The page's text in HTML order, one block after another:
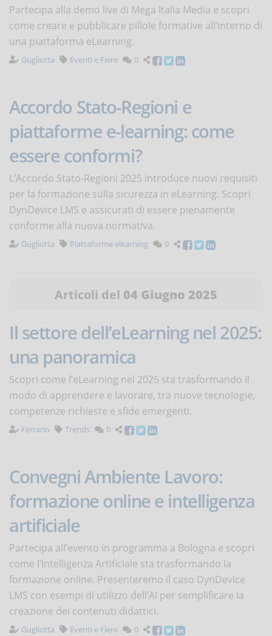
Partecipa alla demo live di Mega Italia Media e scopri
come creare e pubblicare pillole formative all’interno di
una piattaforma eLearning.
Gugliotta Eventi e Fiere 0
Accordo Stato-Regioni e
piattaforme e-learning: come
essere conformi?
L’Accordo Stato-Regioni 2025 introduce nuovi requisiti
per la formazione sulla sicurezza in eLearning. Scopri
DynDevice LMS e assicurati di essere pienamente
conforme alla nuova normativa.
Gugliotta Piattaforme elearning 0
Articoli del 04 Giugno 2025
Il settore dell’eLearning nel 2025:
una panoramica
Scopri come l’eLearning nel 2025 sta trasformando il
modo di apprendere e lavorare, tra nuove tecnologie,
competenze richieste e sfide emergenti.
Ferrario Trends 0
Convegni Ambiente Lavoro:
formazione online e intelligenza
artificiale
Partecipa all’evento in programma a Bologna e scopri
come l’Intelligenza Artificiale sta trasformando la
formazione online. Presenteremo il caso DynDevice
LMS con esempi di utilizzo dell’AI per semplificare la
creazione dei contenuti didattici.
Gugliotta Eventi e Fiere 0